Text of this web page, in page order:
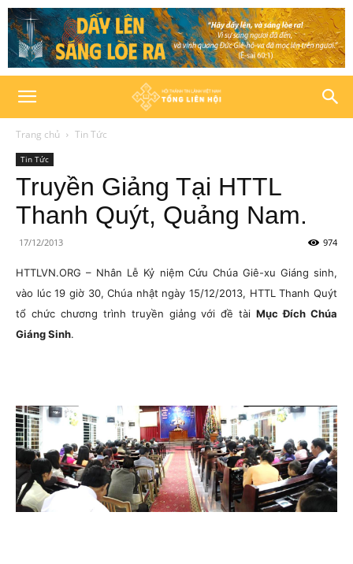
Trang chủ Tin Tức
Tin Tức
Truyền Giảng Tại HTTL
Thanh Quýt, Quảng Nam.
17/12/2013 974
HTTLVN.ORG – Nhân Lễ Kỷ niệm Cứu Chúa Giê-xu Giáng sinh,
vào lúc 19 giờ 30, Chúa nhật ngày 15/12/2013, HTTL Thanh Quýt
tổ chức chương trình truyền giảng với đề tàiMục Đích Chúa
Giáng Sinh.